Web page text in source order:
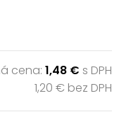
cena: 1,48 € s DPH
1,20 € bez DPH